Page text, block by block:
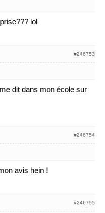
lol
#246753
dit dans mon école sur
#246754
avis hein !
#246755